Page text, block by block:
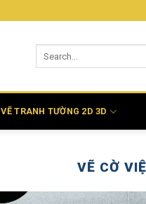
VẼ TRANH TƯỜNG 2D 3D
VẼ CỜ